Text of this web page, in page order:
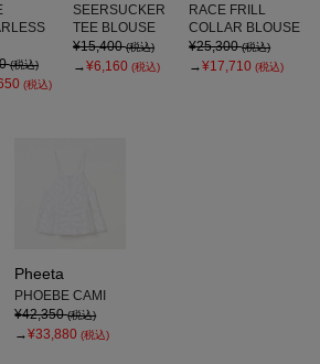
(税込)
(税込)
SEERSUCKER
TEE BLOUSE
¥15,400(税込)
→¥6,160 (税込)
RACE FRILL
COLLAR BLOUSE
¥25,300(税込)
→¥17,710(税込)
Pheeta
PHOEBE CAMI
¥42,350(税込)
→¥33,880(税込)